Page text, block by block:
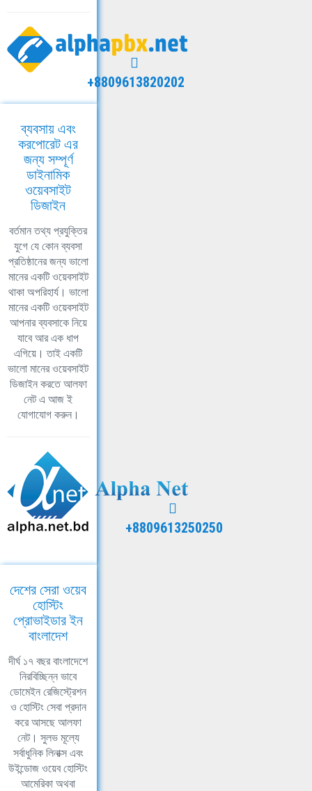
+8809613820202
ব্যবসায় এবং
করপোরেট এর
জন্য সম্পূর্ণ
ডাইনামিক
ওয়েবসাইট
ডিজাইন
বর্তমান তথ্য প্রযুক্তির
যুগে যে কোন ব্যবসা
প্রতিষ্ঠানের জন্য ভালো
মানের একটি ওয়েবসাইট
থাকা অপরিহার্য। ভালো
মানের একটি ওয়েবসাইট
আপনার ব্যবসাকে নিয়ে
যাবে আর এক ধাপ
এগিয়ে। তাই একটি
ভালো মানের ওয়েবসাইট
ডিজাইন করতে আলফা
নেট এ আজ ই
যোগাযোগ করুন।
+8809613250250
দেশের সেরা ওয়েব
হোস্টিং
প্রোভাইডার ইন
বাংলাদেশ
দীর্ঘ ১৭ বছর বাংলাদেশে
নিরবিচ্ছিন্ন ভাবে
ডোমেইন রেজিস্ট্রেশন
ও হোস্টিং সেবা প্রদান
করে আসছে আলফা
নেট। সুলভ মূল্যে
সর্বাধুনিক লিনাক্স এবং
উইন্ডোজ ওয়েব হোস্টিং
আমেরিকা অথবা